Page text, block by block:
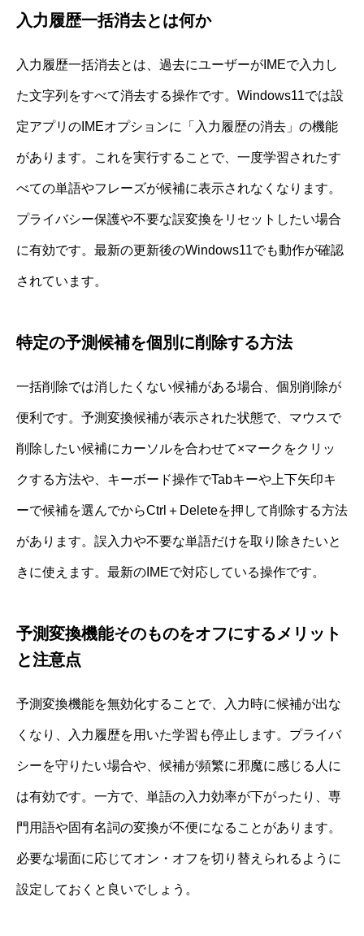
入力履歴一括消去とは何か
入力履歴一括消去とは、過去にユーザーがIMEで入力し
た文字列をすべて消去する操作です。Windows11では設
定アプリのIMEオプションに「入力履歴の消去」の機能
があります。これを実行することで、一度学習されたす
べての単語やフレーズが候補に表示されなくなります。
プライバシー保護や不要な誤変換をリセットしたい場合
に有効です。最新の更新後のWindows11でも動作が確認
されています。
特定の予測候補を個別に削除する方法
一括削除では消したくない候補がある場合、個別削除が
便利です。予測変換候補が表示された状態で、マウスで
削除したい候補にカーソルを合わせて×マークをクリッ
クする方法や、キーボード操作でTabキーや上下矢印キ
ーで候補を選んでからCtrl＋Deleteを押して削除する方法
があります。誤入力や不要な単語だけを取り除きたいと
きに使えます。最新のIMEで対応している操作です。
予測変換機能そのものをオフにするメリット
と注意点
予測変換機能を無効化することで、入力時に候補が出な
くなり、入力履歴を用いた学習も停止します。プライバ
シーを守りたい場合や、候補が頻繁に邪魔に感じる人に
は有効です。一方で、単語の入力効率が下がったり、専
門用語や固有名詞の変換が不便になることがあります。
必要な場面に応じてオン・オフを切り替えられるように
設定しておくと良いでしょう。